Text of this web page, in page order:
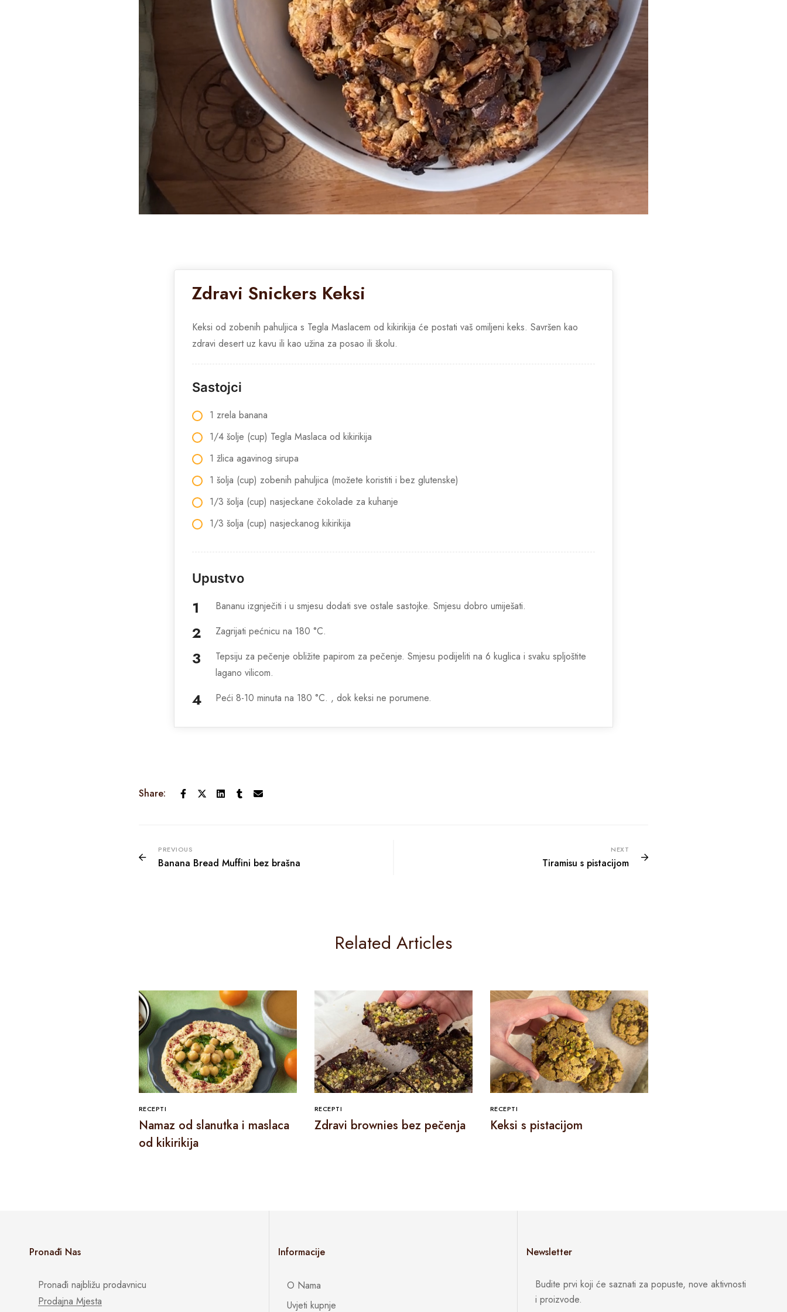
Zdravi Snickers Keksi
Keksi od zobenih pahuljica s Tegla Maslacem od kikirikija će postati vaš omiljeni keks. Savršen kao
zdravi desert uz kavu ili kao užina za posao ili školu.
Sastojci
1 zrela banana
1/4 šolje (cup) Tegla Maslaca od kikirikija
1 žlica agavinog sirupa
1 šolja (cup) zobenih pahuljica (možete koristiti i bez glutenske)
1/3 šolja (cup) nasjeckane čokolade za kuhanje
1/3 šolja (cup) nasjeckanog kikirikija
Upustvo
Bananu izgnječiti i u smjesu dodati sve ostale sastojke. Smjesu dobro umiješati.
Zagrijati pećnicu na 180 °C.
Tepsiju za pečenje obližite papirom za pečenje. Smjesu podijeliti na 6 kuglica i svaku spljoštite
lagano vilicom.
Peći 8-10 minuta na 180 °C. , dok keksi ne porumene.
Share:
PREVIOUS
Banana Bread Muffini bez brašna
NEXT
Tiramisu s pistacijom
Related Articles
RECEPTI
Namaz od slanutka i maslaca
od kikirikija
RECEPTI
Zdravi brownies bez pečenja
RECEPTI
Keksi s pistacijom
Pronađi Nas
Pronađi najbližu prodavnicu
Prodajna Mjesta
Informacije
O Nama
Uvjeti kupnje
Newsletter
Budite prvi koji će saznati za popuste, nove aktivnosti
i proizvode.